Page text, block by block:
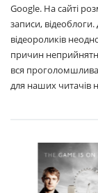
Google. На сайті
записи,
відеороликів
причин
вся проголомшлива
для наших читачів